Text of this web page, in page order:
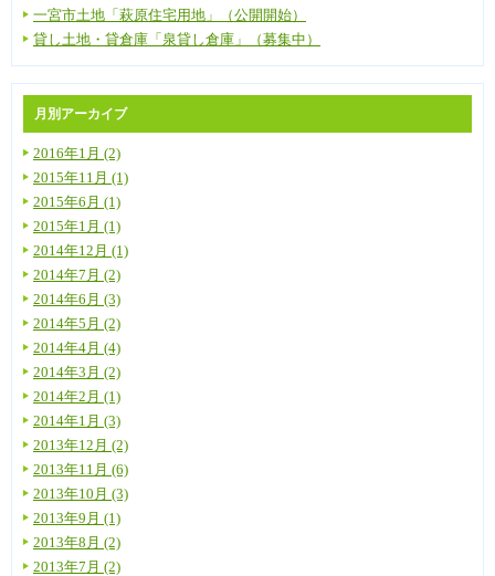
一宮市土地「萩原住宅用地」（公開開始）
貸し土地・貸倉庫「泉貸し倉庫」（募集中）
月別アーカイブ
2016年1月 (2)
2015年11月 (1)
2015年6月 (1)
2015年1月 (1)
2014年12月 (1)
2014年7月 (2)
2014年6月 (3)
2014年5月 (2)
2014年4月 (4)
2014年3月 (2)
2014年2月 (1)
2014年1月 (3)
2013年12月 (2)
2013年11月 (6)
2013年10月 (3)
2013年9月 (1)
2013年8月 (2)
2013年7月 (2)